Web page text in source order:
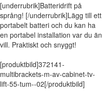
[underrubrik]Batteridrift på
språng! [/underrubrik]Lägg till ett
portabelt batteri och du kan ha
en portabel installation var du än
vill. Praktiskt och snyggt!
[produktbild]372141-
multibrackets-m-av-cabinet-tv-
lift-55-tum--02[/produktbild]